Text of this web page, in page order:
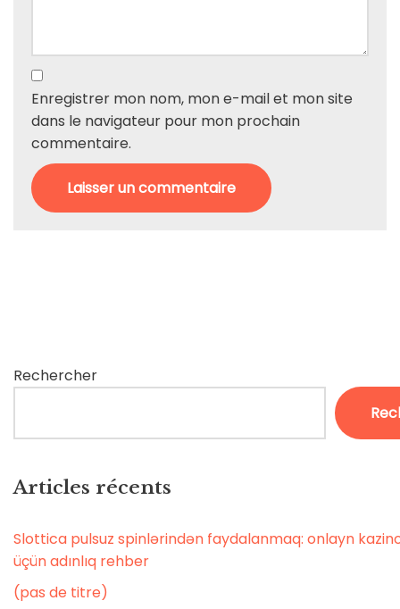
Enregistrer mon nom, mon e-mail et mon site
dans le navigateur pour mon prochain
commentaire.
Rechercher
Articles récents
Slottica pulsuz spinlərindən faydalanmaq: onlayn
üçün adınlıq rehber
(pas de titre)